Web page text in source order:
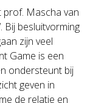
prof. Mascha van
Bij besluitvorming
zijn veel
Game is een
ondersteunt bij
geven in
de relatie en